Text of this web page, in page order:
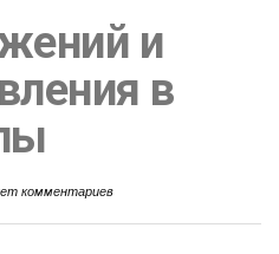
и
в
комментариев